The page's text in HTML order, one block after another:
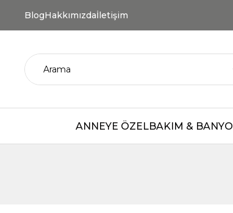
BlogHakkımızdaİletişim
ANNEYE ÖZELBAKIM & BANYO